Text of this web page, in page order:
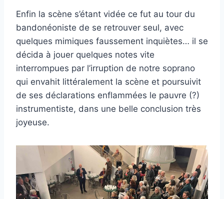
Enfin la scène s’étant vidée ce fut au tour du
bandonéoniste de se retrouver seul, avec
quelques mimiques faussement inquiètes… il se
décida à jouer quelques notes vite
interrompues par l’irruption de notre soprano
qui envahit littéralement la scène et poursuivit
de ses déclarations enflammées le pauvre (?)
instrumentiste, dans une belle conclusion très
joyeuse.